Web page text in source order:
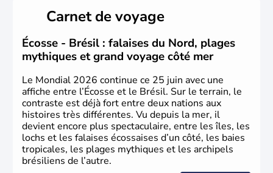
du Brésil ont été atteintes par le portugais Cabral en
1500. Durant le XVIe siècle, de très nombreux esclaves
venus d'Afrique ont permis une large exploitation des
ressources en sucre du pays.
Carnet de voyage
Écosse - Brésil : falaises du Nord, plages
mythiques et grand voyage côté mer
Le Mondial 2026 continue ce 25 juin avec une
affiche entre l’Écosse et le Brésil. Sur le terrain, le
contraste est déjà fort entre deux nations aux
histoires très différentes. Vu depuis la mer, il
devient encore plus spectaculaire, entre les îles, les
lochs et les falaises écossaises d’un côté, les baies
tropicales, les plages mythiques et les archipels
brésiliens de l’autre.